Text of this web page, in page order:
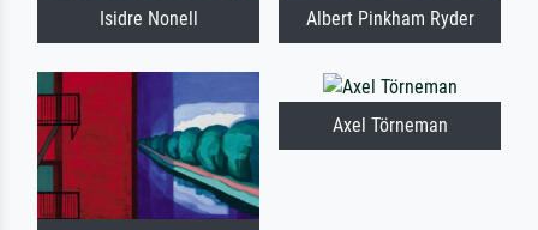
Isidre Nonell Albert Pinkham Ryder
Axel Törneman